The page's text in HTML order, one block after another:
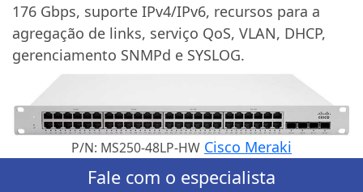
176 Gbps, suporte IPv4/IPv6, recursos para a
agregação de links, serviço QoS, VLAN, DHCP,
gerenciamento SNMPd e SYSLOG.
P/N: MS250-48LP-HW Cisco Meraki
Fale com o especialista